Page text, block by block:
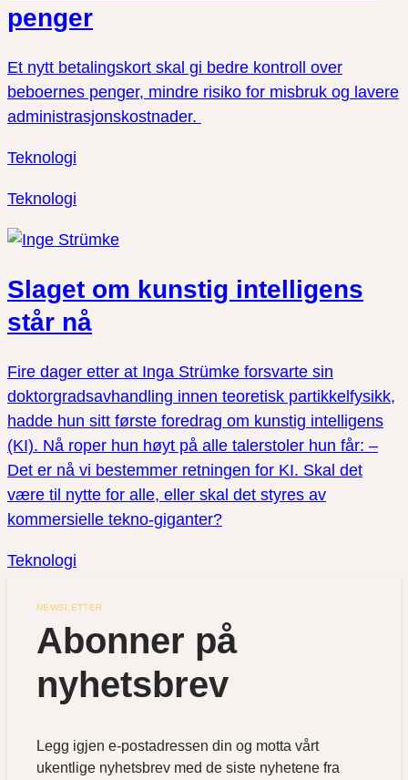
penger
Et nytt betalingskort skal gi bedre kontroll over
beboernes penger, mindre risiko for misbruk og lavere
administrasjonskostnader.
Teknologi
Teknologi
Slaget om kunstig intelligens
står nå
Fire dager etter at Inga Strümke forsvarte sin
doktorgradsavhandling innen teoretisk partikkelfysikk,
hadde hun sitt første foredrag om kunstig intelligens
(KI). Nå roper hun høyt på alle talerstoler hun får: –
Det er nå vi bestemmer retningen for KI. Skal det
være til nytte for alle, eller skal det styres av
kommersielle tekno-giganter?
Teknologi
NEWSLETTER
Abonner på
nyhetsbrev
Legg igjen e-postadressen din og motta vårt
ukentlige nyhetsbrev med de siste nyhetene fra